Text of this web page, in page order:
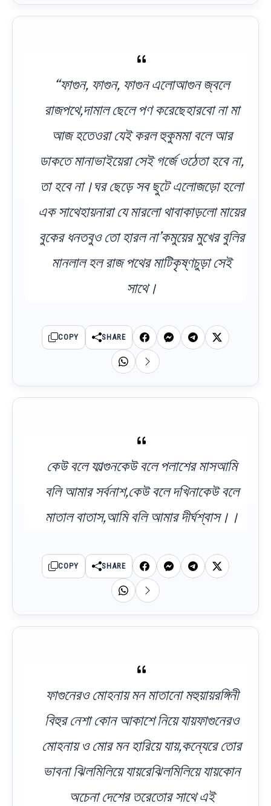
“ফাগুন, ফাগুন, ফাগুন এলোআগুন জ্বলে
রাজপথে,দামাল ছেলে পণ করেছেহারবো না মা
আজ হতেওরা যেই করল হুকুমমা বলে আর
ডাকতে মানাভাইয়েরা সেই গর্জে ওঠেতা হবে না,
তা হবে না।ঘর ছেড়ে সব ছুটে এলোজড়ো হলো
এক সাথেহায়নারা যে মারলো থাবাকাড়লো মায়ের
বুকের ধনতবুও তো হারল না’কমুয়ের মুখের বুলির
মানলাল হল রাজ পথের মাটিকৃষ্ণচুড়া সেই
সাথে।
COPY SHARE
কেউ বলে ফাল্গুনকেউ বলে পলাশের মাসআমি
বলি আমার সর্বনাশ,কেউ বলে দখিনাকেউ বলে
মাতাল বাতাস,আমি বলি আমার দীর্ঘশ্বাস।।
COPY SHARE
ফাগুনেরও মোহনায় মন মাতানো মহুয়ায়রঙ্গিনী
বিহুর নেশা কোন আকাশে নিয়ে যায়ফাগুনেরও
মোহনায় ও মোর মন হারিয়ে যায়,কন্যেরে তোর
ভাবনা ঝিলমিলিয়ে যায়রেঝিলমিলিয়ে যায়কোন
অচেনা দেশের তরেতোর সাথে এই